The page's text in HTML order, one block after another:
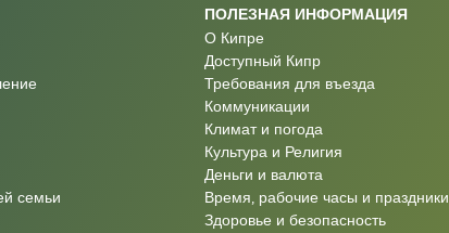
семьи
ПОЛЕЗНАЯ ИНФОРМАЦИЯ
О Кипре
Доступный Кипр
Требования для въезда
Коммуникации
Климат и погода
Культура и Религия
Деньги и валюта
Время, рабочие часы и праздники
Здоровье и безопасность